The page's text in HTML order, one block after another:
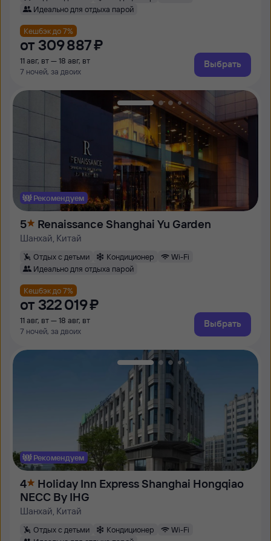
Идеально для отдыха парой
Кешбэк до 7%
от 309 ⁠887 ⁠₽
11 авг, вт — 18 авг, вт
7 ночей, за двоих
Выбрать
Рекомендуем
5 Renaissance Shanghai Yu Garden
Шанхай, Китай
Отдых с детьми Кондиционер
Wi-Fi
Идеально для отдыха парой
Кешбэк до 7%
от 322 ⁠019 ⁠₽
11 авг, вт — 18 авг, вт
7 ночей, за двоих
Выбрать
Рекомендуем
4
Holiday Inn Express Shanghai Hongqiao
NECC By IHG
Шанхай, Китай
Отдых с детьми Кондиционер
Wi-Fi